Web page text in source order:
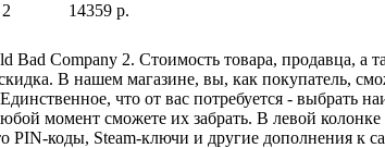
2
14359 р.
Company 2. Стоимость товара, продавца, а
В нашем магазине, вы, как покупатель,
что от вас потребуется - выбрать
момент сможете их забрать. В левой
PIN-коды, Steam-ключи и другие дополнения